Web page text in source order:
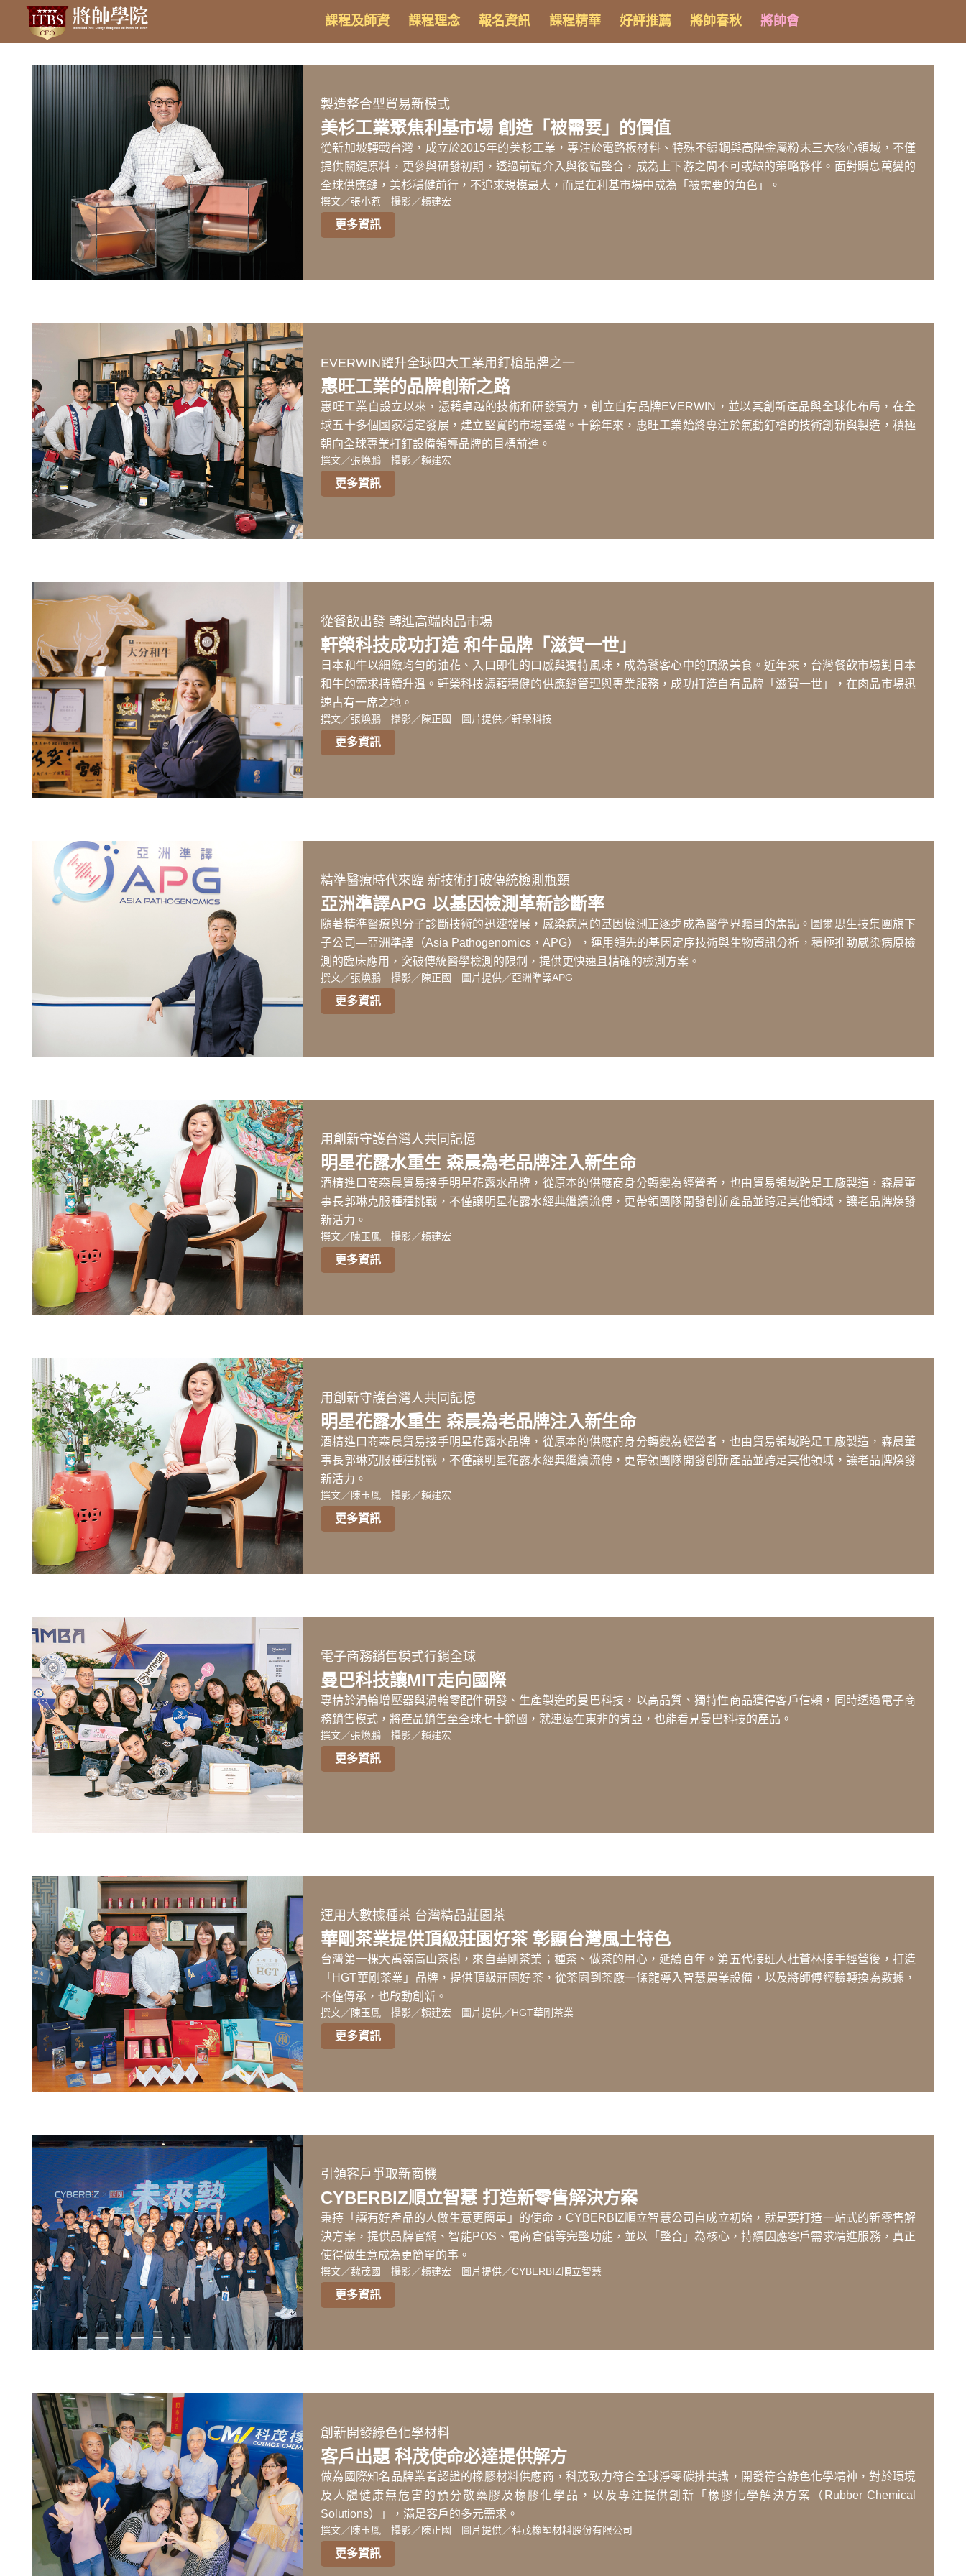
課程及師資 課程理念 報名資訊 課程精華 好評推薦 將帥春秋 將帥會
製造整合型貿易新模式
美杉工業聚焦利基市場 創造「被需要」的價值
從新加坡轉戰台灣，成立於2015年的美杉工業，專注於電路板材料、特殊不鏽鋼與高階金屬粉末三大核心領域，不僅
提供關鍵原料，更參與研發初期，透過前端介入與後端整合，成為上下游之間不可或缺的策略夥伴。面對瞬息萬變的
全球供應鏈，美杉穩健前行，不追求規模最大，而是在利基市場中成為「被需要的角色」。
撰文／張小燕 攝影／賴建宏
更多資訊
EVERWIN躍升全球四大工業用釘槍品牌之一
惠旺工業的品牌創新之路
惠旺工業自設立以來，憑藉卓越的技術和研發實力，創立自有品牌EVERWIN，並以其創新產品與全球化布局，在全
球五十多個國家穩定發展，建立堅實的市場基礎。十餘年來，惠旺工業始終專注於氣動釘槍的技術創新與製造，積極
朝向全球專業打釘設備領導品牌的目標前進。
撰文／張煥鵬 攝影／賴建宏
更多資訊
從餐飲出發 轉進高端肉品市場
軒榮科技成功打造 和牛品牌「滋賀一世」
日本和牛以細緻均勻的油花、入口即化的口感與獨特風味，成為饕客心中的頂級美食。近年來，台灣餐飲市場對日本
和牛的需求持續升溫。軒榮科技憑藉穩健的供應鏈管理與專業服務，成功打造自有品牌「滋賀一世」，在肉品市場迅
速占有一席之地。
撰文／張煥鵬 攝影／陳正國 圖片提供／軒榮科技
更多資訊
精準醫療時代來臨 新技術打破傳統檢測瓶頸
亞洲準譯APG 以基因檢測革新診斷率
隨著精準醫療與分子診斷技術的迅速發展，感染病原的基因檢測正逐步成為醫學界矚目的焦點。圖爾思生技集團旗下
子公司—亞洲準譯（Asia Pathogenomics，APG），運用領先的基因定序技術與生物資訊分析，積極推動感染病原檢
測的臨床應用，突破傳統醫學檢測的限制，提供更快速且精確的檢測方案。
撰文／張煥鵬 攝影／陳正國 圖片提供／亞洲準譯APG
更多資訊
用創新守護台灣人共同記憶
明星花露水重生 森晨為老品牌注入新生命
酒精進口商森晨貿易接手明星花露水品牌，從原本的供應商身分轉變為經營者，也由貿易領域跨足工廠製造，森晨董
事長郭琳克服種種挑戰，不僅讓明星花露水經典繼續流傳，更帶領團隊開發創新產品並跨足其他領域，讓老品牌煥發
新活力。
撰文／陳玉鳳 攝影／賴建宏
更多資訊
用創新守護台灣人共同記憶
明星花露水重生 森晨為老品牌注入新生命
酒精進口商森晨貿易接手明星花露水品牌，從原本的供應商身分轉變為經營者，也由貿易領域跨足工廠製造，森晨董
事長郭琳克服種種挑戰，不僅讓明星花露水經典繼續流傳，更帶領團隊開發創新產品並跨足其他領域，讓老品牌煥發
新活力。
撰文／陳玉鳳 攝影／賴建宏
更多資訊
電子商務銷售模式行銷全球
曼巴科技讓MIT走向國際
專精於渦輪增壓器與渦輪零配件研發、生產製造的曼巴科技，以高品質、獨特性商品獲得客戶信賴，同時透過電子商
務銷售模式，將產品銷售至全球七十餘國，就連遠在東非的肯亞，也能看見曼巴科技的產品。
撰文／張煥鵬 攝影／賴建宏
更多資訊
運用大數據種茶 台灣精品莊園茶
華剛茶業提供頂級莊園好茶 彰顯台灣風土特色
台灣第一棵大禹嶺高山茶樹，來自華剛茶業；種茶、做茶的用心，延續百年。第五代接班人杜蒼林接手經營後，打造
「HGT華剛茶業」品牌，提供頂級莊園好茶，從茶園到茶廠一條龍導入智慧農業設備，以及將師傅經驗轉換為數據，
不僅傳承，也啟動創新。
撰文／陳玉鳳 攝影／賴建宏 圖片提供／HGT華剛茶業
更多資訊
引領客戶爭取新商機
CYBERBIZ順立智慧 打造新零售解決方案
秉持「讓有好產品的人做生意更簡單」的使命，CYBERBIZ順立智慧公司自成立初始，就是要打造一站式的新零售解
決方案，提供品牌官網、智能POS、電商倉儲等完整功能，並以「整合」為核心，持續因應客戶需求精進服務，真正
使得做生意成為更簡單的事。
撰文／魏茂國 攝影／賴建宏 圖片提供／CYBERBIZ順立智慧
更多資訊
創新開發綠色化學材料
客戶出題 科茂使命必達提供解方
做為國際知名品牌業者認證的橡膠材料供應商，科茂致力符合全球淨零碳排共識，開發符合綠色化學精神，對於環境
及人體健康無危害的預分散藥膠及橡膠化學品，以及專注提供創新「橡膠化學解決方案（Rubber Chemical
Solutions）」，滿足客戶的多元需求。
撰文／陳玉鳳 攝影／陳正國 圖片提供／科茂橡塑材料股份有限公司
更多資訊